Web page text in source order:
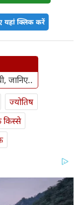
यहां क्लिक करें
जानिए..
ज्योतिष
किस्से